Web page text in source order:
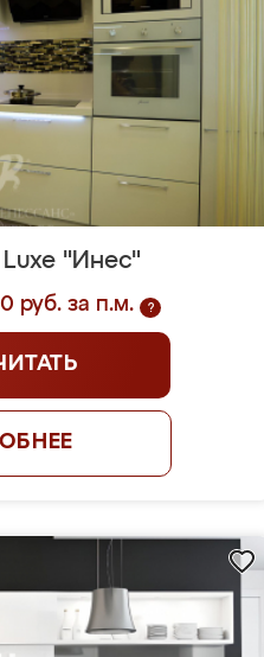
"Инес"
руб. за п.м. ?